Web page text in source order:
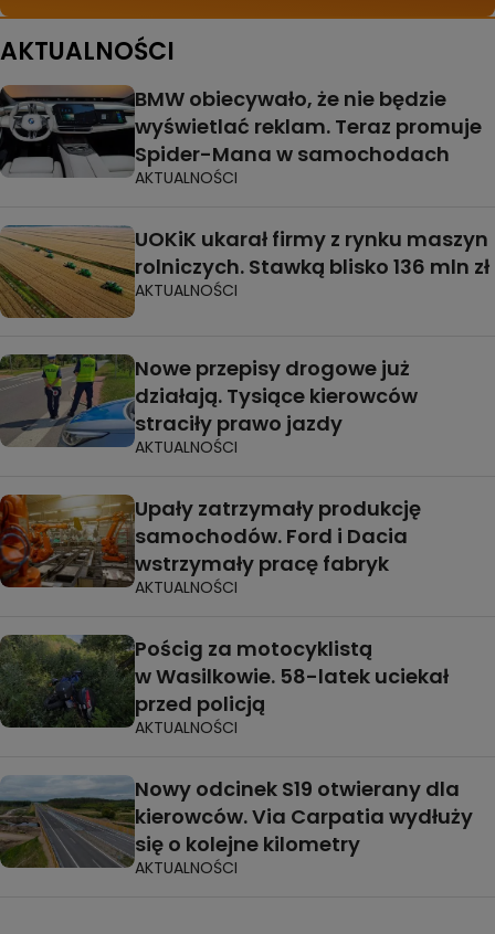
AKTUALNOŚCI
BMW obiecywało, że nie będzie
wyświetlać reklam. Teraz promuje
Spider-Mana w samochodach
AKTUALNOŚCI
UOKiK ukarał firmy z rynku maszyn
rolniczych. Stawką blisko 136 mln zł
AKTUALNOŚCI
Nowe przepisy drogowe już
działają. Tysiące kierowców
straciły prawo jazdy
AKTUALNOŚCI
Upały zatrzymały produkcję
samochodów. Ford i Dacia
wstrzymały pracę fabryk
AKTUALNOŚCI
Pościg za motocyklistą
w Wasilkowie. 58-latek uciekał
przed policją
AKTUALNOŚCI
Nowy odcinek S19 otwierany dla
kierowców. Via Carpatia wydłuży
się o kolejne kilometry
AKTUALNOŚCI